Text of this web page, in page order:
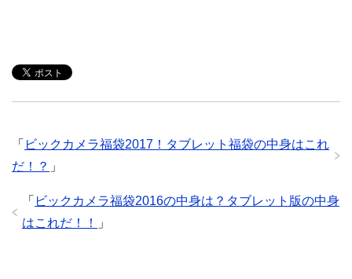
「 ビックカメラ福袋2017！タブレット福袋の中身はこれ
だ！？ 」
「 ビックカメラ福袋2016の中身は？タブレット版の中身
はこれだ！！
」